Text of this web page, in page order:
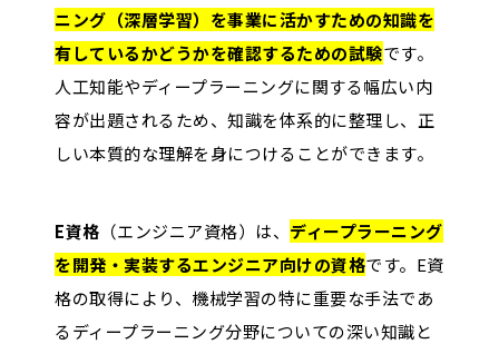
ニング（深層学習）を事業に活かすための知識を
有しているかどうかを確認するための試験です。
人工知能やディープラーニングに関する幅広い内
容が出題されるため、知識を体系的に整理し、正
しい本質的な理解を身につけることができます。
E資格 （エンジニア資格）は、 ディープラーニング
を開発・実装するエンジニア向けの資格です。E資
格の取得により、機械学習の特に重要な手法であ
るディープラーニング分野についての深い知識と